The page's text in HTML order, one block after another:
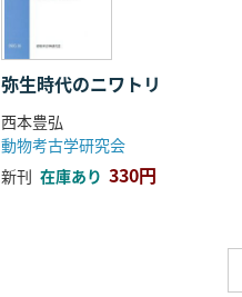
弥生時代のニワトリ
西本豊弘
動物考古学研究会
新刊 在庫あり 330円